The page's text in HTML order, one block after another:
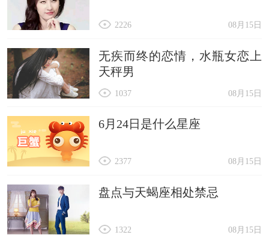
08月15日
2226
无疾而终的恋情，水瓶女恋上
天秤男
08月15日
1037
6月24日是什么星座
08月15日
2377
盘点与天蝎座相处禁忌
08月15日
1322